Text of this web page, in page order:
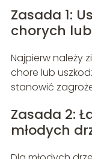
Zasada 1:
chorych
Najpierw należy
chore lub
stanowić
Zasada 2:
młodych